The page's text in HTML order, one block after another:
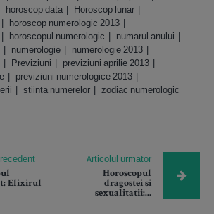
horoscop data
Horoscop lunar
horoscop numerologic 2013
horoscopul numerologic
numarul anului
numerologie
numerologie 2013
Previziuni
previziuni aprilie 2013
previziuni numerologice 2013
stiinta numerelor zodiac numerologic
Elixirul
Articolul urmator
Horoscopul
dragostei si
sexualitatii:...